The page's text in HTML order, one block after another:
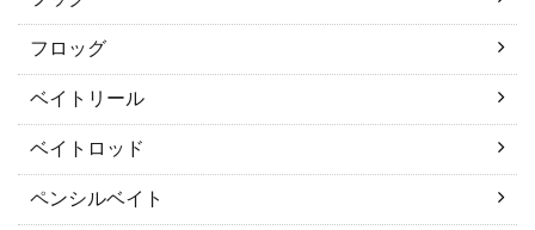
フロッグ
ベイトリール
ベイトロッド
ペンシルベイト